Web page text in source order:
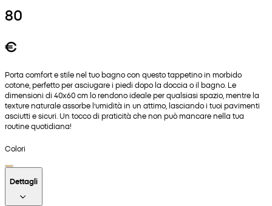
80
€
Porta comfort e stile nel tuo bagno con questo tappetino in morbido
cotone, perfetto per asciugare i piedi dopo la doccia o il bagno. Le
dimensioni di 40x60 cm lo rendono ideale per qualsiasi spazio, mentre la
texture naturale assorbe l’umidità in un attimo, lasciando i tuoi pavimenti
asciutti e sicuri. Un tocco di praticità che non può mancare nella tua
routine quotidiana!
Colori
Dettagli